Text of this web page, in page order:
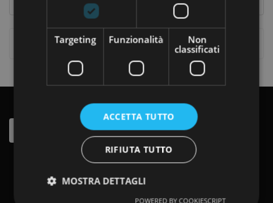
Visualizzati 1-2 Su 2 Articoli
ISCRIVITI ALLA NEWSLETTER
Targeting Funzionalità
Non
classificati
ACCETTA TUTTO
RIFIUTA TUTTO
MOSTRA DETTAGLI
POWERED BY COOKIESCRIPT